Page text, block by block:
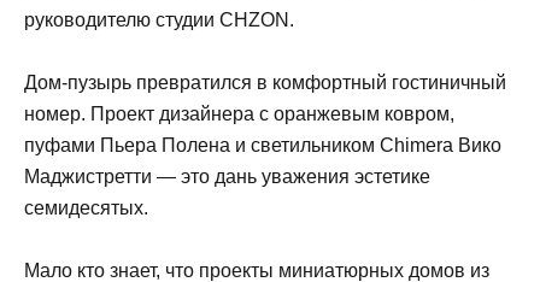
руководителю студии CHZON.
Дом-пузырь превратился в комфортный гостиничный
номер. Проект дизайнера с оранжевым ковром,
пуфами Пьера Полена и светильником Chimera Вико
Маджистретти — это дань уважения эстетике
семидесятых.
Мало кто знает, что проекты миниатюрных домов из